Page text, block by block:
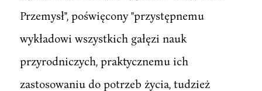
Przemysł", poświęcony "przystępnemu
wykładowi wszystkich gałęzi nauk
przyrodniczych, praktycznemu ich
zastosowaniu do potrzeb życia, tudzież